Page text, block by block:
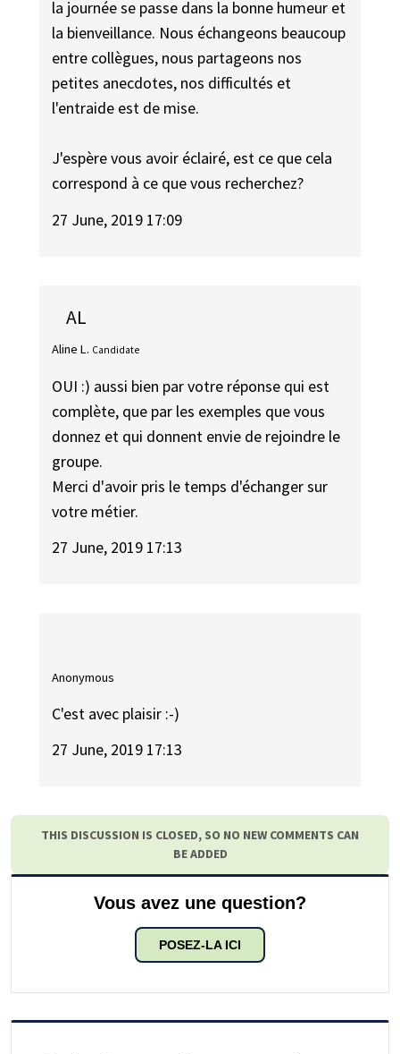
la journée se passe dans la bonne humeur et
la bienveillance. Nous échangeons beaucoup
entre collègues, nous partageons nos
petites anecdotes, nos difficultés et
l'entraide est de mise.
J'espère vous avoir éclairé, est ce que cela
correspond à ce que vous recherchez?
27 June, 2019 17:09
AL
Aline L. Candidate
OUI :) aussi bien par votre réponse qui est
complète, que par les exemples que vous
donnez et qui donnent envie de rejoindre le
groupe.
Merci d'avoir pris le temps d'échanger sur
votre métier.
27 June, 2019 17:13
Anonymous
C'est avec plaisir :-)
27 June, 2019 17:13
THIS DISCUSSION IS CLOSED, SO NO NEW COMMENTS CAN
BE ADDED
Vous avez une question?
POSEZ-LA ICI